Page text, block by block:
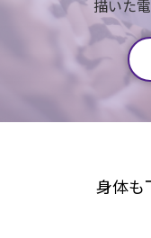
描いた
身体も